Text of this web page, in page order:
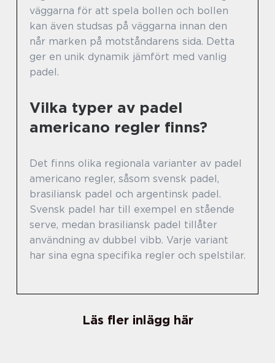
väggarna för att spela bollen och bollen
kan även studsas på väggarna innan den
når marken på motståndarens sida. Detta
ger en unik dynamik jämfört med vanlig
padel.
Vilka typer av padel
americano regler finns?
Det finns olika regionala varianter av padel
americano regler, såsom svensk padel,
brasiliansk padel och argentinsk padel.
Svensk padel har till exempel en stående
serve, medan brasiliansk padel tillåter
användning av dubbel vibb. Varje variant
har sina egna specifika regler och spelstilar.
Läs fler inlägg här